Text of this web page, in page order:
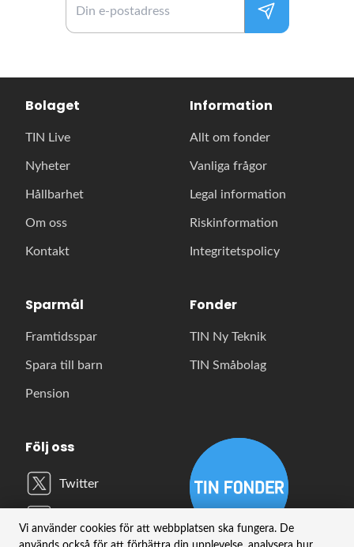
Bolaget
TIN Live
Nyheter
Hållbarhet
Om oss
Kontakt
Information
Allt om fonder
Vanliga frågor
Legal information
Riskinformation
Integritetspolicy
Sparmål
Framtidsspar
Spara till barn
Pension
Fonder
TIN Ny Teknik
TIN Småbolag
Följ oss
Twitter
Vi använder cookies för att webbplatsen ska fungera. De